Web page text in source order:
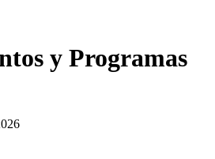
y Programas